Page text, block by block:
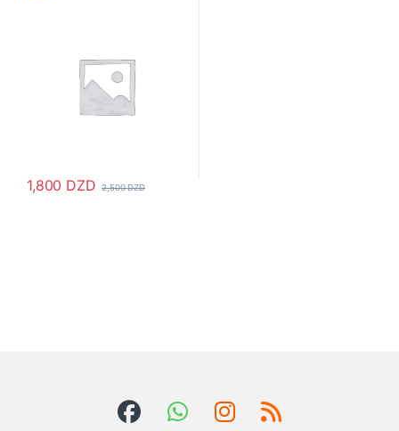
1,800 DZD 2,500DZD